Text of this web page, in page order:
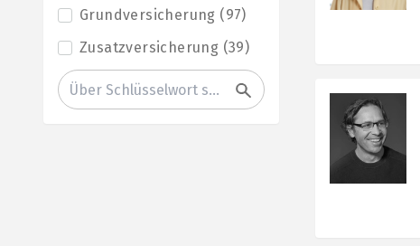
Grundversicherung (97)
Zusatzversicherung (39)